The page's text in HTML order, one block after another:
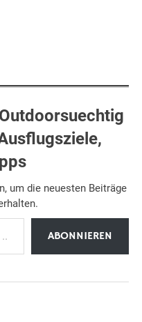
um die neuesten Beiträge
ABONNIEREN